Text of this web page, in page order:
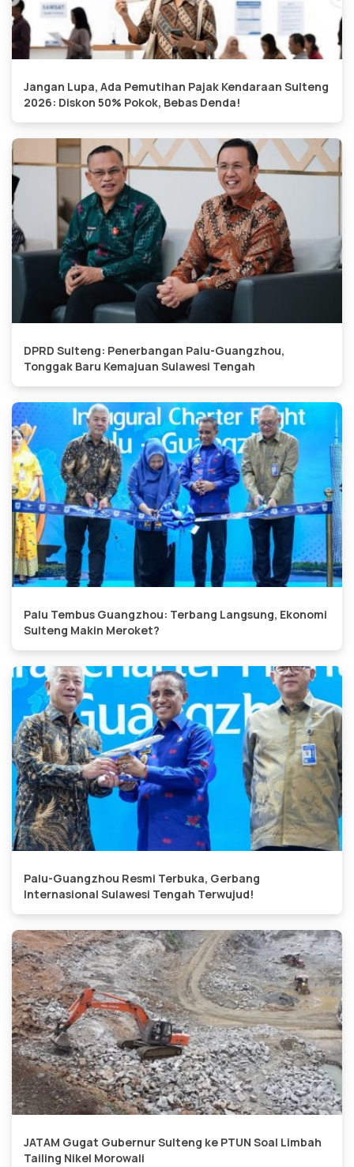
Jangan Lupa, Ada Pemutihan Pajak Kendaraan Sulteng
2026: Diskon 50% Pokok, Bebas Denda!
DPRD Sulteng: Penerbangan Palu-Guangzhou,
Tonggak Baru Kemajuan Sulawesi Tengah
Palu Tembus Guangzhou: Terbang Langsung, Ekonomi
Sulteng Makin Meroket?
Palu-Guangzhou Resmi Terbuka, Gerbang
Internasional Sulawesi Tengah Terwujud!
JATAM Gugat Gubernur Sulteng ke PTUN Soal Limbah
Tailing Nikel Morowali